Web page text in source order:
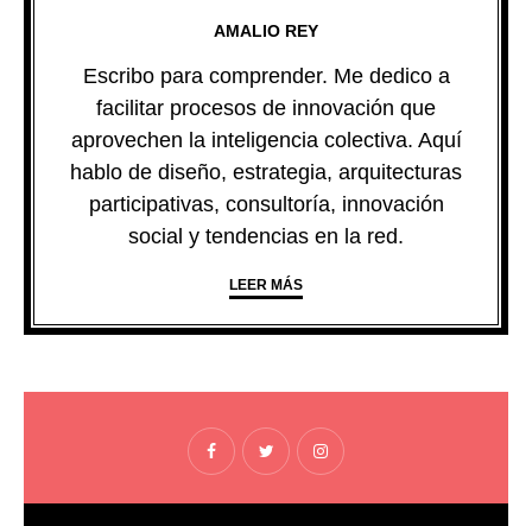
AMALIO REY
Escribo para comprender. Me dedico a
facilitar procesos de innovación que
aprovechen la inteligencia colectiva. Aquí
hablo de diseño, estrategia, arquitecturas
participativas, consultoría, innovación
social y tendencias en la red.
LEER MÁS